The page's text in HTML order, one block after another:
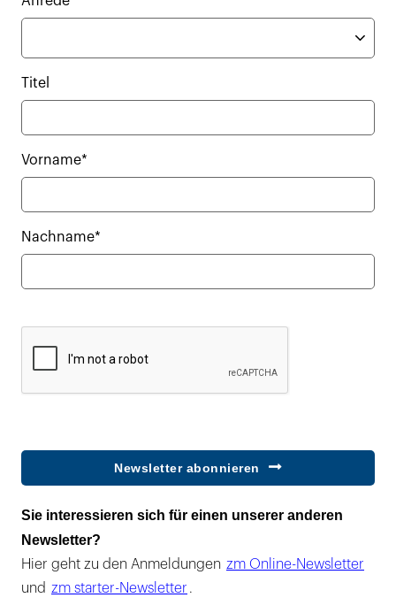
Titel
Vorname*
Nachname*
Newsletter abonnieren
Sie interessieren sich für einen unserer anderen
Newsletter?
Hier geht zu den Anmeldungen zm Online-Newsletter
und zm starter-Newsletter .